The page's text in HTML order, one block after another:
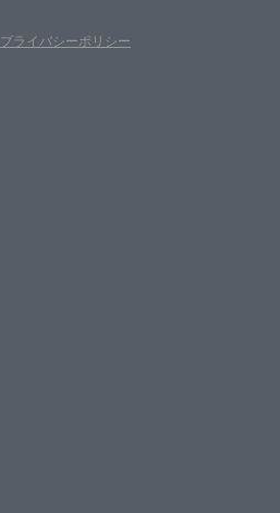
プライバシーポリシー